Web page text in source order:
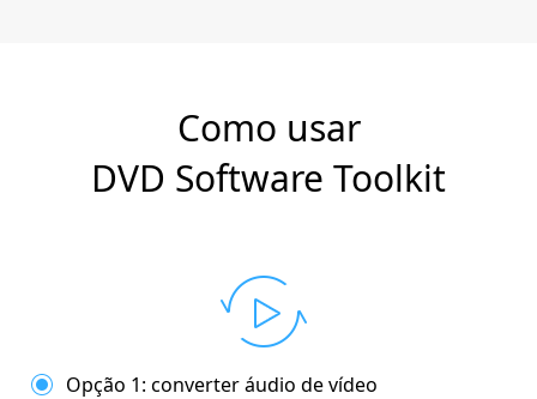
Como usar
DVD Software Toolkit
Opção 1: converter áudio de vídeo